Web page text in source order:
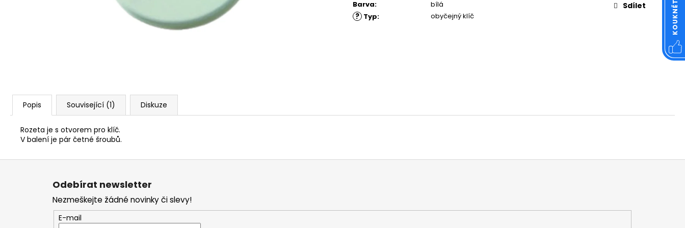
Barva: bílá
? Typ: obyčejný klíč
Sdílet
Popis Související (1) Diskuze
Rozeta je s otvorem pro klíč.
V balení je pár četné šroubů.
NÝT DUTÝ DVOJDÍLNÝ 3,5X10 NIKL
MATICE ŠESTIHRANNÁ PRODLOUŽENÁ
POZINK
PODLOŽKA PÉROVÁ ČTVERCOVÁ NEREZ
Z
Odebírat newsletter
Nezmeškejte žádné novinky či slevy!
E-mail